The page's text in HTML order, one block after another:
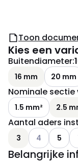
Toon
Kies een
Buitendiameter:
16 mm 20 mm
Nominale
1.5 mm² 2.5
Aantal aders
3 Andere
4 5
Belangrijke